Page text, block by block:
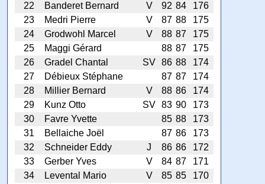
22
Banderet Bernard V 92 84
176
23
Medri Pierre V 87 88
175
24
Grodwohl Marcel V 88 87
175
25
Maggi Gérard 88 87
175
26
Gradel Chantal SV 86 88
174
27
Débieux Stéphane 87 87
174
28
Millier Bernard V 88 86
174
29
Kunz Otto SV 83 90
173
30
Favre Yvette 85 88
173
31
Bellaiche Joël 87 86
173
32
Schneider Eddy J 86 86
172
33
Gerber Yves V 84 87
171
34
Levental Mario V 85 85
170